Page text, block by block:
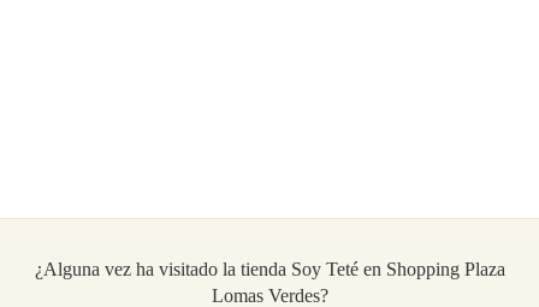
¿Alguna vez ha visitado la tienda Soy Teté en Shopping Plaza
Lomas Verdes?